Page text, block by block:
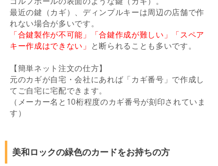
最近の鍵（カギ）、ディンプルキーは周辺の店舗で作
れない場合が多いです。
「合鍵製作が不可能」「合鍵作成が難しい」「スペア
キー作成はできない」 と断られることも多いです。
【簡単ネット注文の仕方】
元のカギが自宅・会社にあれば「カギ番号」で作成し
てご自宅に宅配できます。
（メーカー名と10桁程度のカギ番号が刻印されていま
す）
美和ロックの緑色のカードをお持ちの方